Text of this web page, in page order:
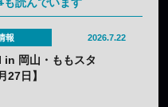
報 2026.7.22
in 岡山・ももスタ
27日】